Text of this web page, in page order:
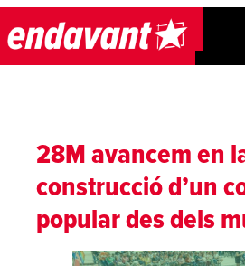
Skip to content
28M avancem en
construcció d’un
popular des dels